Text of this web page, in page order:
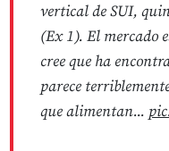
vertical de SUI,
(Ex 1). El mercado
cree que ha
parece
que alimentan...